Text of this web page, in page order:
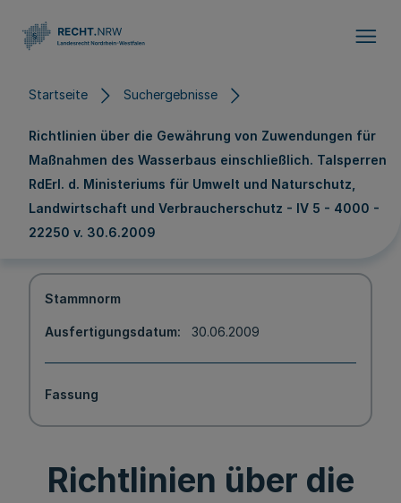
Startseite Suchergebnisse
Richtlinien über die Gewährung von Zuwendungen für
Maßnahmen des Wasserbaus einschließlich. Talsperren
RdErl. d. Ministeriums für Umwelt und Naturschutz,
Landwirtschaft und Verbraucherschutz - IV 5 - 4000 -
22250 v. 30.6.2009
Stammnorm
Ausfertigungsdatum 30.06.2009
Fassung
Richtlinien über die